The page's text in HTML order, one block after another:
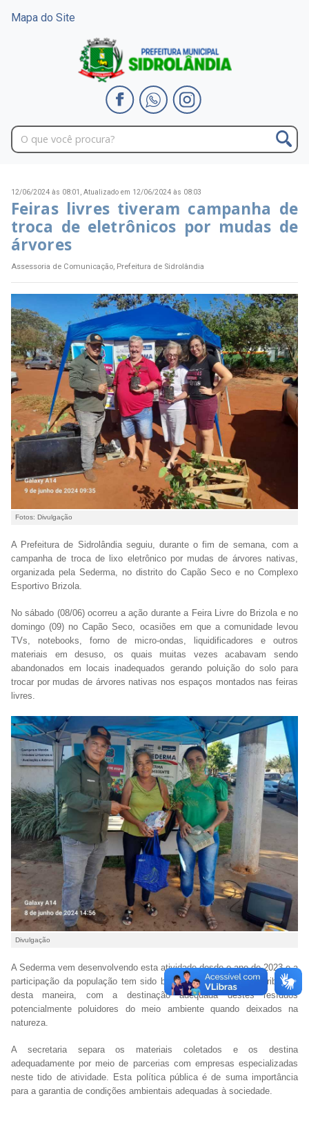
Mapa do Site
12/06/2024 às 08:01, Atualizado em 12/06/2024 às 08:03
Feiras livres tiveram campanha de
troca de eletrônicos por mudas de
árvores
Assessoria de Comunicação, Prefeitura de Sidrolândia
Fotos: Divulgação
A Prefeitura de Sidrolândia seguiu, durante o fim de semana, com a
campanha de troca de lixo eletrônico por mudas de árvores nativas,
organizada pela Sederma, no distrito do Capão Seco e no Complexo
Esportivo Brizola.
No sábado (08/06) ocorreu a ação durante a Feira Livre do Brizola e no
domingo (09) no Capão Seco, ocasiões em que a comunidade levou
TVs, notebooks, forno de micro-ondas, liquidificadores e outros
materiais em desuso, os quais muitas vezes acabavam sendo
abandonados em locais inadequados gerando poluição do solo para
trocar por mudas de árvores nativas nos espaços montados nas feiras
livres.
Divulgação
A Sederma vem desenvolvendo esta atividade desde o ano de 2023 e a
participação da população tem sido bastante satisfatória, contribuindo
desta maneira, com a destinação adequada destes resíduos
potencialmente poluidores do meio ambiente quando deixados na
natureza.
A secretaria separa os materiais coletados e os destina
adequadamente por meio de parcerias com empresas especializadas
neste tido de atividade. Esta política pública é de suma importância
para a garantia de condições ambientais adequadas à sociedade.